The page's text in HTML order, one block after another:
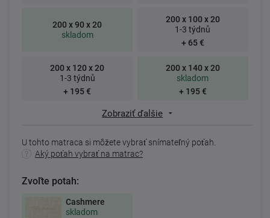
200 x 90 x 20
skladom
200 x 100 x 20
1-3 týdnů
+ 65 €
200 x 120 x 20
1-3 týdnů
+ 195 €
200 x 140 x 20
skladom
+ 195 €
Zobraziť ďalšie
U tohto matraca si môžete vybrať snímateľný poťah.
Aký poťah vybrať na matrac?
Zvoľte potah:
Cashmere
skladom